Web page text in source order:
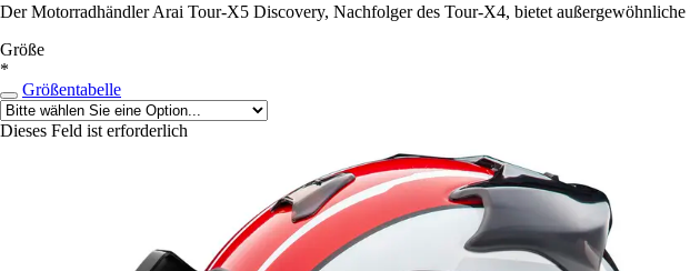
Der Motorradhändler Arai Tour-X5 Discovery, Nachfolger des Tour-X4, bietet
Größe
*
Größentabelle
Dieses Feld ist erforderlich